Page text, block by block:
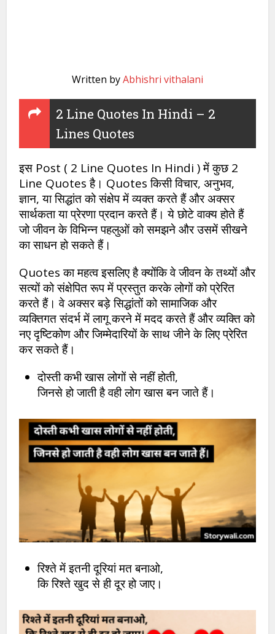
Written byAbhishri vithalani
2 Line Quotes In Hindi – 2
Lines Quotes
इस Post ( 2 Line Quotes In Hindi ) में कुछ 2
Line Quotes है। Quotes किसी विचार, अनुभव,
ज्ञान, या सिद्धांत को संक्षेप में व्यक्त करते हैं और अक्सर
सार्थकता या प्रेरणा प्रदान करते हैं। ये छोटे वाक्य होते हैं
जो जीवन के विभिन्न पहलुओं को समझने और उसमें सीखने
का साधन हो सकते हैं।
Quotes का महत्व इसलिए है क्योंकि वे जीवन के तथ्यों और
सत्यों को संक्षेपित रूप में प्रस्तुत करके लोगों को प्रेरित
करते हैं। वे अक्सर बड़े सिद्धांतों को सामाजिक और
व्यक्तिगत संदर्भ में लागू करने में मदद करते हैं और व्यक्ति को
नए दृष्टिकोण और जिम्मेदारियों के साथ जीने के लिए प्रेरित
कर सकते हैं।
दोस्ती कभी खास लोगों से नहीं होती,
जिनसे हो जाती है वही लोग खास बन जाते हैं।
रिश्ते में इतनी दूरियां मत बनाओ,
कि रिश्ते खुद से ही दूर हो जाए।